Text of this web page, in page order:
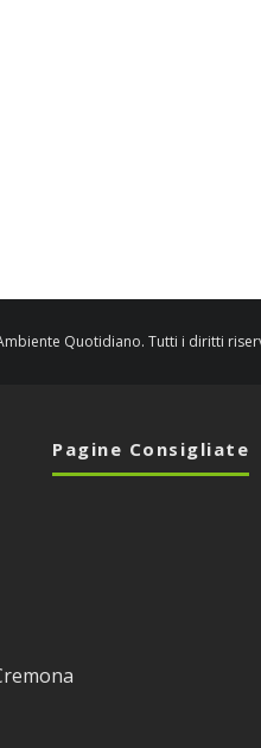
Quotidiano. Tutti i diritti
Pagine Consigliate